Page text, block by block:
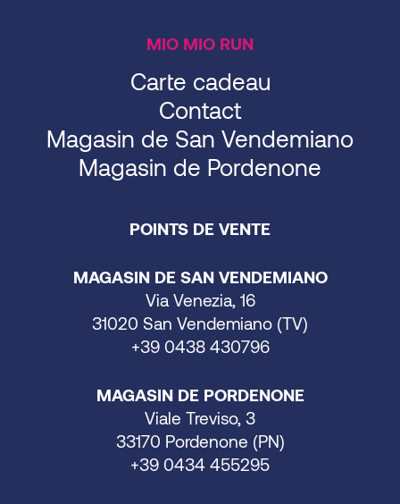
MIO MIO RUN
Carte cadeau
Contact
Magasin de San Vendemiano
Magasin de Pordenone
POINTS DE VENTE
MAGASIN DE SAN VENDEMIANO
Via Venezia, 16
31020 San Vendemiano (TV)
+39 0438 430796
MAGASIN DE PORDENONE
Viale Treviso, 3
33170 Pordenone (PN)
+39 0434 455295